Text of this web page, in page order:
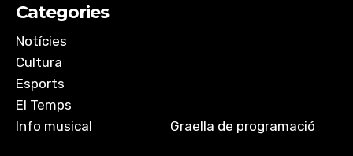
Categories
Notícies
Cultura
Esports
El Temps
Info musical
Graella de programació